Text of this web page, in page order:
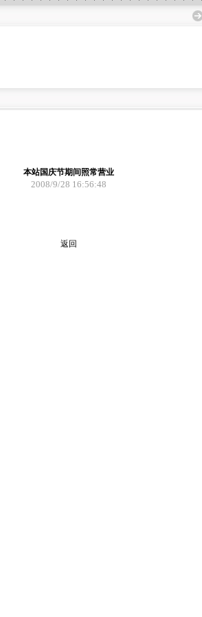
本站国庆节期间照常营业
2008/9/28 16:56:48
返回